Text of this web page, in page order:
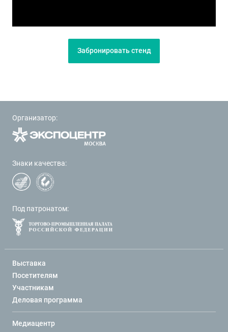
Забронировать стенд
Организатор:
Знаки качества:
Под патронатом:
Выставка
Посетителям
Участникам
Деловая программа
Медиацентр